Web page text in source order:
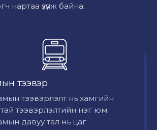
нартаа үзүүлж байна.
тээвэр
тээвэрлэлт нь хамгийн
тээвэрлэлтийн нэг юм.
давуу тал нь цаг